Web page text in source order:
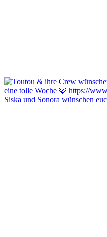
Siska und Sonora wünschen